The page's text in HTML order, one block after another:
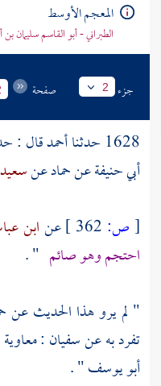
المعجم الأوسط
الطبراني - أبو القاسم سليمان
جزء 2 صفحة
1628 حدثنا أحمدقال :
أبي حنيفةعنحمادعن
[ص: عنابن
احتجم وهو صائم " .
" لم يرو هذا الحديث عن
تفرد به عنسفيان :
أبو يوسف" .